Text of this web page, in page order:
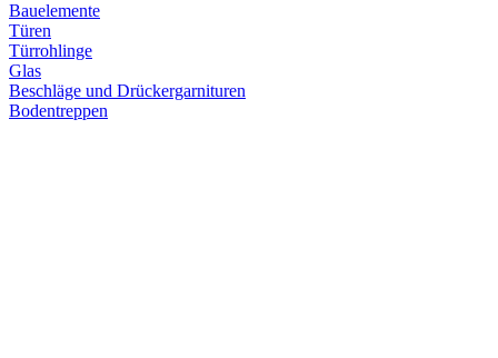
Bauelemente
Türen
Türrohlinge
Glas
Beschläge und Drückergarnituren
Bodentreppen